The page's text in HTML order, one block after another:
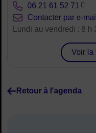
Tél. :06 21 61 52 71
Courriel :Contacter par e-mail
Horaires :
Lundi au vendredi : 8
Voir la
Retour à l'agenda